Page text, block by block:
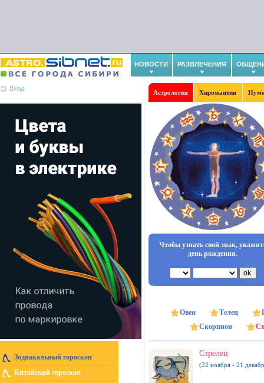
НОВОСТИ РАЗВЛЕЧЕНИЯ
Вход
Астрология Хиромантия
Зодиакальный гороскоп
Китайский гороскоп
Чтобы узнать свой знак,
день рождения.
Овен Телец
Скорпион
Стрелец
(22 ноября - 21